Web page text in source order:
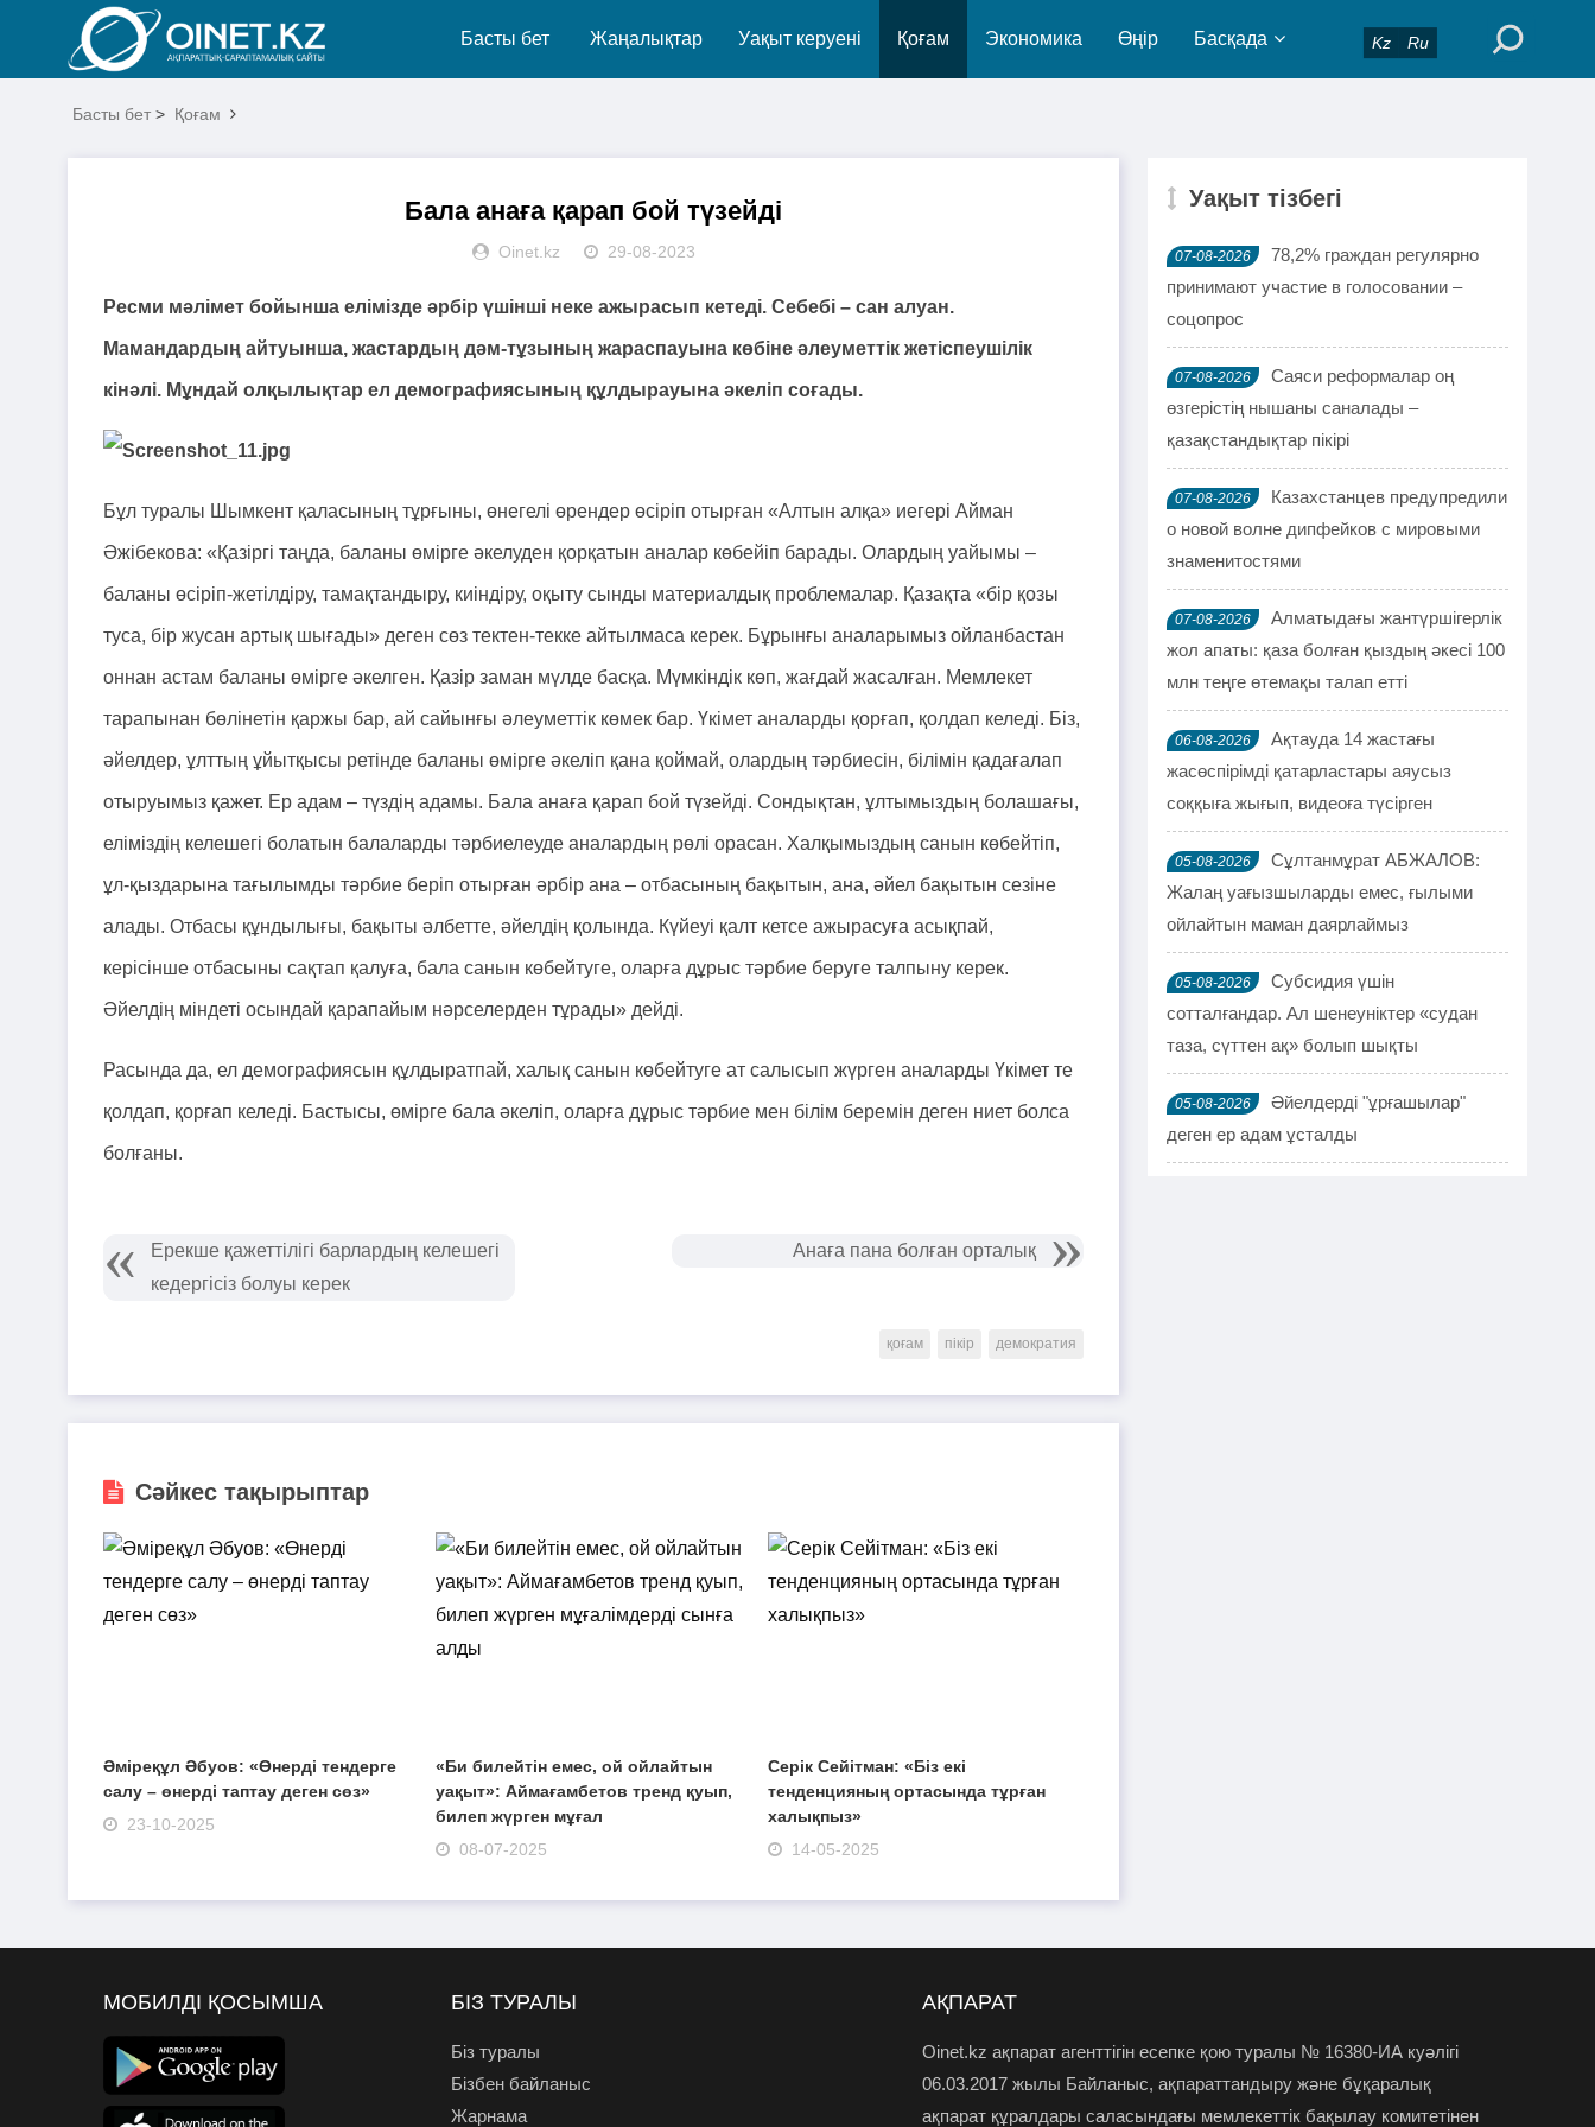
Kz Ru
Басты бет Жаңалықтар Уақыт керуені Қоғам Экономика Өңір Басқада
Басты бет > Қоғам
Бала анаға қарап бой түзейді
Oinet.kz 29-08-2023
Ресми мәлімет бойынша елімізде әрбір үшінші неке ажырасып кетеді. Себебі – сан алуан.
Мамандардың айтуынша, жастардың дәм-тұзының жараспауына көбіне әлеуметтік жетіспеушілік
кінәлі. Мұндай олқылықтар ел демографиясының құлдырауына әкеліп соғады.
Бұл туралы Шымкент қаласының тұрғыны, өнегелі өрендер өсіріп отырған «Алтын алқа» иегері Айман
Әжібекова: «Қазіргі таңда, баланы өмірге әкелуден қорқатын аналар көбейіп барады. Олардың уайымы –
баланы өсіріп-жетілдіру, тамақтандыру, киіндіру, оқыту сынды материалдық проблемалар. Қазақта «бір қозы
туса, бір жусан артық шығады» деген сөз тектен-текке айтылмаса керек. Бұрынғы аналарымыз ойланбастан
оннан астам баланы өмірге әкелген. Қазір заман мүлде басқа. Мүмкіндік көп, жағдай жасалған. Мемлекет
тарапынан бөлінетін қаржы бар, ай сайынғы әлеуметтік көмек бар. Үкімет аналарды қорғап, қолдап келеді. Біз,
әйелдер, ұлттың ұйытқысы ретінде баланы өмірге әкеліп қана қоймай, олардың тәрбиесін, білімін қадағалап
отыруымыз қажет. Ер адам – түздің адамы. Бала анаға қарап бой түзейді. Сондықтан, ұлтымыздың болашағы,
еліміздің келешегі болатын балаларды тәрбиелеуде аналардың рөлі орасан. Халқымыздың санын көбейтіп,
ұл-қыздарына тағылымды тәрбие беріп отырған әрбір ана – отбасының бақытын, ана, әйел бақытын сезіне
алады. Отбасы құндылығы, бақыты әлбетте, әйелдің қолында. Күйеуі қалт кетсе ажырасуға асықпай,
керісінше отбасыны сақтап қалуға, бала санын көбейтуге, оларға дұрыс тәрбие беруге талпыну керек.
Әйелдің міндеті осындай қарапайым нәрселерден тұрады» дейді.
Расында да, ел демографиясын құлдыратпай, халық санын көбейтуге ат салысып жүрген аналарды Үкімет те
қолдап, қорғап келеді. Бастысы, өмірге бала әкеліп, оларға дұрыс тәрбие мен білім беремін деген ниет болса
болғаны.
Ерекше қажеттілігі барлардың келешегі
кедергісіз болуы керек
Анаға пана болған орталық
қоғам пікір демократия
Сәйкес тақырыптар
Әміреқұл Әбуов: «Өнерді тендерге
салу – өнерді таптау деген сөз»
23-10-2025
«Би билейтін емес, ой ойлайтын
уақыт»: Аймағамбетов тренд қуып,
билеп жүрген мұғал
08-07-2025
Серік Сейітман: «Біз екі
тенденцияның ортасында тұрған
халықпыз»
14-05-2025
Уақыт тізбегі
07-08-2026
78,2% граждан регулярно
принимают участие в голосовании –
соцопрос
07-08-2026
Саяси реформалар оң
өзгерістің нышаны саналады –
қазақстандықтар пікірі
07-08-2026
Казахстанцев предупредили
о новой волне дипфейков с мировыми
знаменитостями
07-08-2026
Алматыдағы жантүршігерлік
жол апаты: қаза болған қыздың әкесі 100
млн теңге өтемақы талап етті
06-08-2026
Ақтауда 14 жастағы
жасөспірімді қатарластары аяусыз
соққыға жығып, видеоға түсірген
05-08-2026
Сұлтанмұрат АБЖАЛОВ:
Жалаң уағызшыларды емес, ғылыми
ойлайтын маман даярлаймыз
05-08-2026
Субсидия үшін
сотталғандар. Ал шенеуніктер «судан
таза, сүттен ақ» болып шықты
05-08-2026
Әйелдерді "ұрғашылар"
деген ер адам ұсталды
29-07-2026
Күдікті қылмыстық іс,
МОБИЛДІ ҚОСЫМША БІЗ ТУРАЛЫ
Біз туралы
Бізбен байланыс
Жарнама
АҚПАРАТ
Oinet.kz ақпарат агенттігін есепке қою туралы № 16380-ИА куәлігі
06.03.2017 жылы Байланыс, ақпараттандыру және бұқаралық
ақпарат құралдары саласындағы мемлекеттік бақылау комитетінен